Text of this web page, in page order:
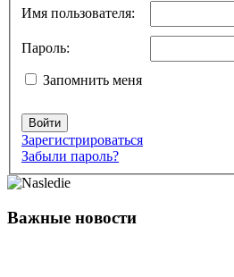
помечены*
Комментарий
Имя*
Email*
Имя пользователя:
Пароль:
Запомнить меня
Войти
Зарегистрироваться
Забыли пароль?
Важные новости